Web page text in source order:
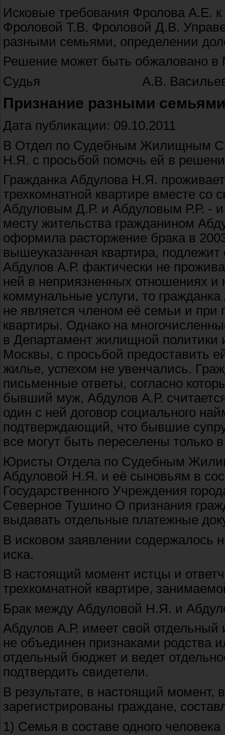
Исковые требования Фролова
Фроловой Т.В. Фроловой Д.В.
разными семьями, определении
Решение может быть обжаловано в
Судья А.В.
Признание разными семьями
Дата публикации: 09.10.2011
В Отдел по Судебным Жилищным
Н.Я. с просьбой помочь ей в
Гражданка Абдулова Н.Я.
трехкомнатной квартире вместе
Абдуловым Д.Р. и Абдуловым Р.Р. - и
месту жительства гражданином
оформила расторжение брака в
вышеуказанная квартира,
Абдулов А.Р. фактически не
ней в неприязненных отношениях и
коммунальные услуги, то
не является членом её семьи и
квартиры. Однако на
в Департамент жилищной
Москвы, с просьбой предоставить
жилье, успехом не увенчались.
письменные ответы, согласно
бывший муж, Абдулов А.Р.
один с ней договор социального
подтверждающий, что бывшие
все могут быть переселены только
Юристы Отдела по Судебным
Абдуловой Н.Я. и её сыновьям в
Государственного Учреждения
Северное Тушино О признания
выдавать отдельные платежные
В исковом заявлении содержалось
иска.
В настоящий момент истцы и
трехкомнатной квартире,
Брак между Абдуловой Н.Я. и
Абдулов А.Р. имеет свой отдельный
не объединен признаками родства
отдельный бюджет и ведет
подтвердить свидетели.
В результате, в настоящий момент,
зарегистрированы граждане,
1) Семья в составе одного